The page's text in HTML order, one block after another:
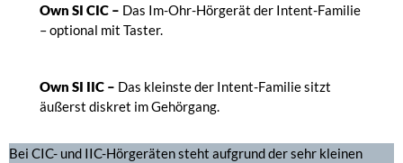
Own SI CIC – Das Im-Ohr-Hörgerät der Intent-Familie
– optional mit Taster.
Own SI IIC – Das kleinste der Intent-Familie sitzt
äußerst diskret im Gehörgang.
Bei CIC- und IIC-Hörgeräten steht aufgrund der sehr kleinen